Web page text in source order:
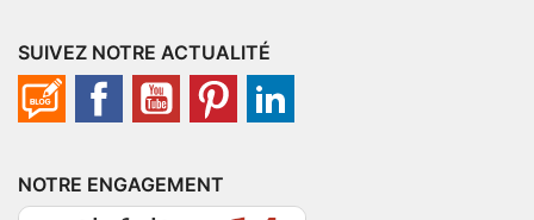
SUIVEZ NOTRE ACTUALITÉ
NOTRE ENGAGEMENT